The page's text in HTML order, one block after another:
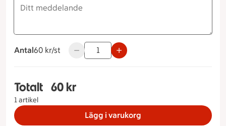
Antal
60 kronor styck
60 kr/st Använd knapparna för att minska eller
Totalt
1 artikel
Totalt 1 stycken Räkcocktail, 60 kronor
60 kr
Lägg i varukorg